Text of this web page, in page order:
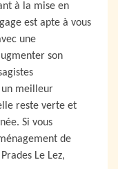
à la mise en
est apte à vous
une
son
un meilleur
reste verte et
Si vous
de
Le Lez,